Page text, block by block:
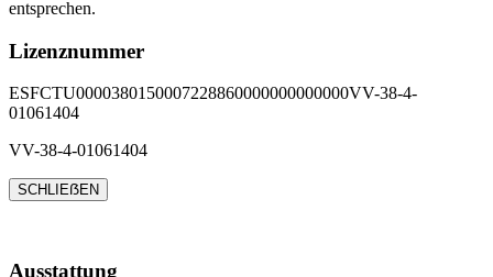
entsprechen.
Lizenznummer
ESFCTU0000380150007228860000000000000VV-38-4-
01061404
VV-38-4-01061404
SCHLIEẞEN
Ausstattung